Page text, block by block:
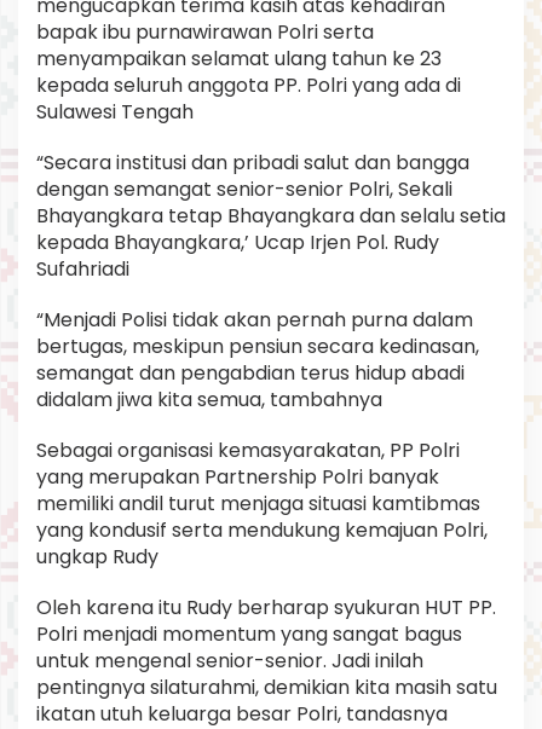
bapak ibu purnawirawan Polri serta
menyampaikan selamat ulang tahun ke 23
kepada seluruh anggota PP. Polri yang ada di
Sulawesi Tengah
“Secara institusi dan pribadi salut dan bangga
dengan semangat senior-senior Polri, Sekali
Bhayangkara tetap Bhayangkara dan selalu setia
kepada Bhayangkara,’ Ucap Irjen Pol. Rudy
Sufahriadi
“Menjadi Polisi tidak akan pernah purna dalam
bertugas, meskipun pensiun secara kedinasan,
semangat dan pengabdian terus hidup abadi
didalam jiwa kita semua, tambahnya
Sebagai organisasi kemasyarakatan, PP Polri
yang merupakan Partnership Polri banyak
memiliki andil turut menjaga situasi kamtibmas
yang kondusif serta mendukung kemajuan Polri,
ungkap Rudy
Oleh karena itu Rudy berharap syukuran HUT PP.
Polri menjadi momentum yang sangat bagus
untuk mengenal senior-senior. Jadi inilah
pentingnya silaturahmi, demikian kita masih satu
ikatan utuh keluarga besar Polri, tandasnya